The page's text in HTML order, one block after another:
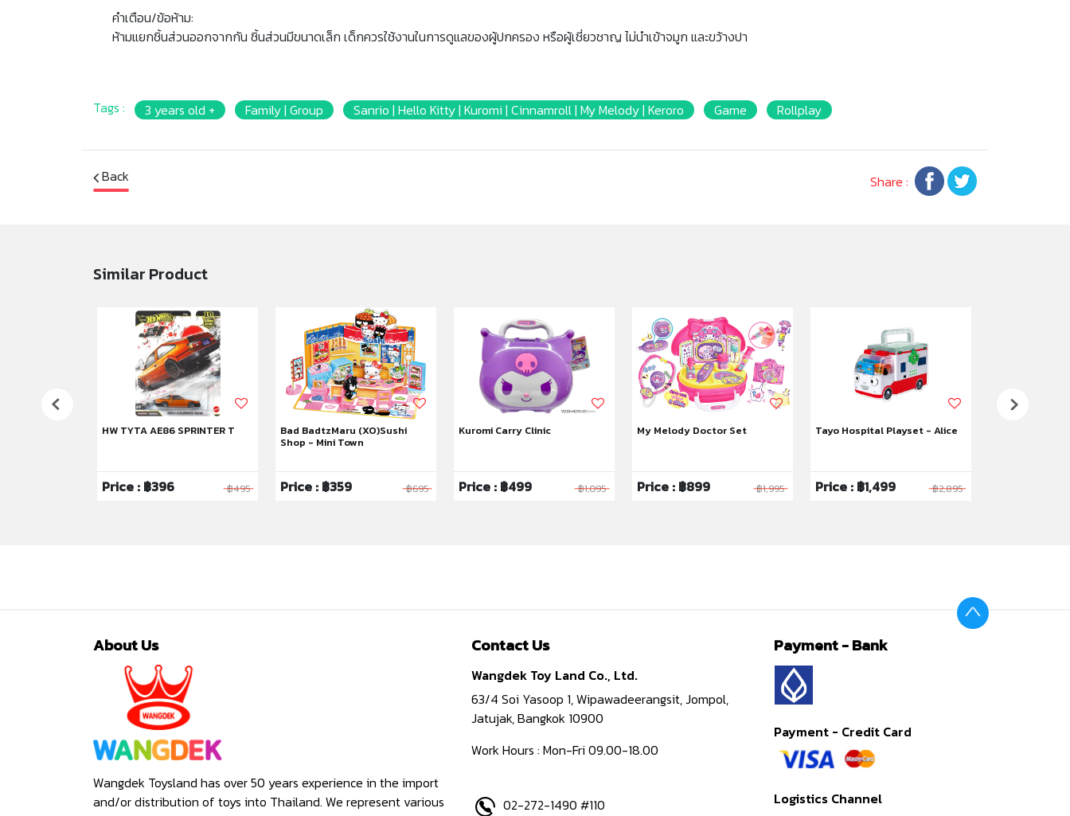
คำเตือน/ข้อห้าม:
ห้ามแยกชิ้นส่วนออกจากกัน ชิ้นส่วนมีขนาดเล็ก เด็กควรใช้งานในการดูแลของผู้ปกครอง หรือผู้เชี่ยวชาญ ไม่นำเข้าจมูก และขว้างปา
Tags : 3 years old + Family | Group Sanrio | Hello Kitty | Kuromi | Cinnamroll | My Melody | Keroro Game Rollplay
Back Share :
Similar Product
HW TYTA AE86 SPRINTER T
Price : ฿396 ฿495
Bad BadtzMaru (XO)Sushi
Shop - Mini Town
Price : ฿359 ฿695
Kuromi Carry Clinic
Price : ฿499 ฿1,095
My Melody Doctor Set
Price : ฿899 ฿1,995
Tayo Hospital Playset - Alice
Price : ฿1,499 ฿2,895
About Us
Wangdek Toysland has over 50 years experience in the import
and/or distribution of toys into Thailand. We represent various
Contact Us
Wangdek Toy Land Co., Ltd.
63/4 Soi Yasoop 1, Wipawadeerangsit, Jompol,
Jatujak, Bangkok 10900
Work Hours : Mon-Fri 09.00-18.00
02-272-1490 #110
Payment - Bank
Payment - Credit Card
Logistics Channel